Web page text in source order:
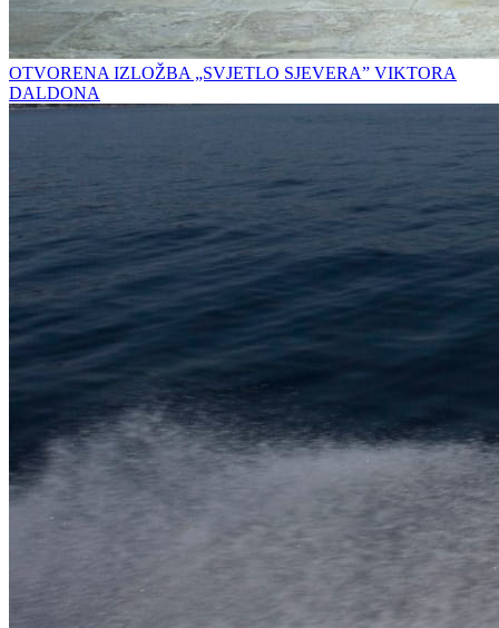
OTVORENA IZLOŽBA „SVJETLO SJEVERA” VIKTORA
DALDONA